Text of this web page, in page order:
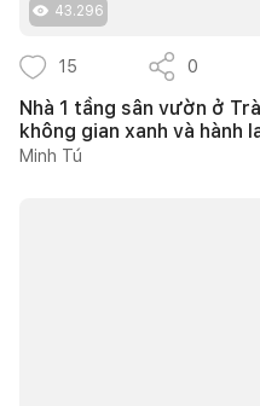
43.296
15 0
Nhà 1 tầng sân vườn ở
không gian xanh và hành
Minh Tú